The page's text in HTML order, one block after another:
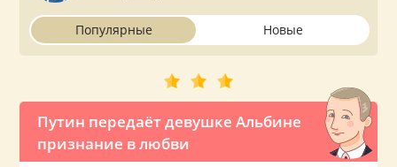
Популярные Новые
Путин передаёт девушке Альбине
признание в любви